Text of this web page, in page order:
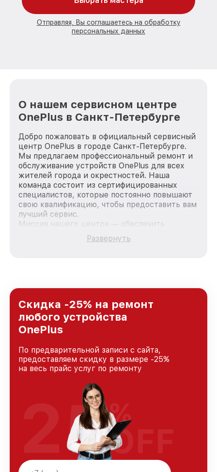
Отправляя, Вы соглашаетесь на обработку
персональных данных
О нашем сервисном центре
OnePlus в Санкт-Петербурге
Добро пожаловать в официальный сервисный
центр OnePlus в городе Санкт-Петербурге.
Мы предлагаем профессиональный ремонт и
обслуживание устройств OnePlus для всех
жителей города и окрестностей. Наша
команда состоит из сертифицированных
специалистов, которые постоянно повышают
свою квалификацию, чтобы предоставить вам
лучший сервис.
Миссия нашего центра — обеспечить
качественный и доступный ремонт для
каждого пользователя продукции OnePlus,
городе Санкт-Петербурге, постоянно
повышая уровень доверия и лояльности
наших клиентов.
Развернуть
Скидка -25% на ремонт
любого устройства
OnePlus
По предварительной записи с сайта,
предоставляем скидку в размере -25%
на весь прайс услуг по ремонту
25%
OFF